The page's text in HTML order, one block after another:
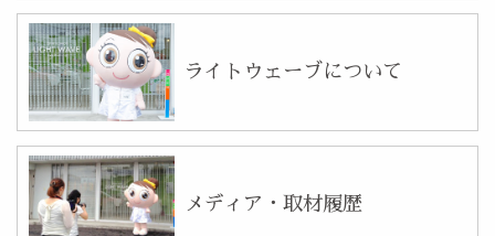
ライトウェーブについて
メディア・取材履歴